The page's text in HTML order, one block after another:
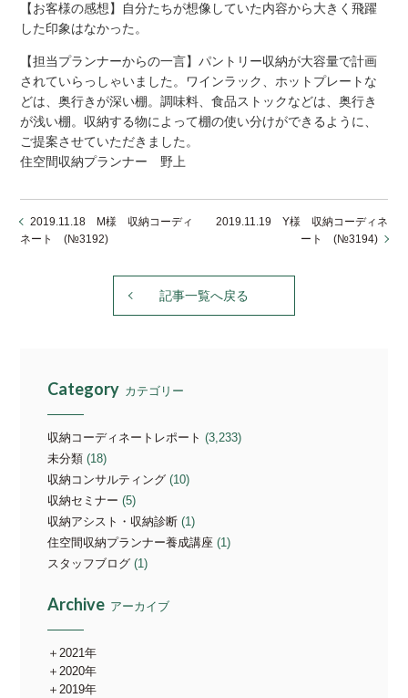
【お客様の感想】自分たちが想像していた内容から大きく飛躍
した印象はなかった。
【担当プランナーからの一言】パントリー収納が大容量で計画
されていらっしゃいました。ワインラック、ホットプレートな
どは、奥行きが深い棚。調味料、食品ストックなどは、奥行き
が浅い棚。収納する物によって棚の使い分けができるように、
ご提案させていただきました。
住空間収納プランナー 野上
2019.11.18 M様 収納コーディ
ネート (№3192)
2019.11.19 Y様 収納コーディネ
ート (№3194)
記事一覧へ戻る
Category カテゴリー
収納コーディネートレポート (3,233)
未分類 (18)
収納コンサルティング (10)
収納セミナー (5)
収納アシスト・収納診断 (1)
住空間収納プランナー養成講座 (1)
スタッフブログ (1)
Archive アーカイブ
2021年
2020年
2019年